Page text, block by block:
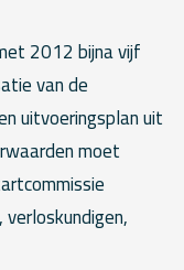
2012 bijna vijf
van de
uitvoeringsplan uit
moet